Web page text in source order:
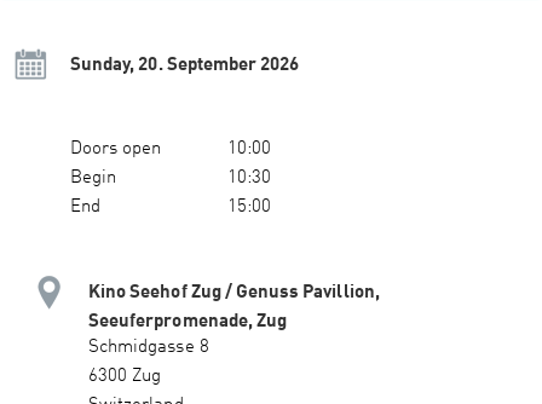
Sunday, 20. September 2026
Doors open
10:00
Begin
10:30
End
15:00
Kino Seehof Zug / Genuss Pavillion,
Seeuferpromenade, Zug
Schmidgasse 8
6300 Zug